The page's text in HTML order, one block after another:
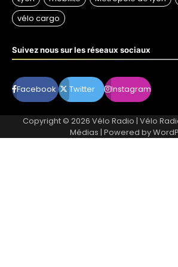
Suivez nous sur les réseaux sociaux
Facebook Twitter Instagram
Copyright © 2026 Vélo Radio | Vélo
Médias | Powered by